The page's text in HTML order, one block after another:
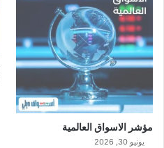
مؤشر الاسواق العالمية
يونيو 30, 2026